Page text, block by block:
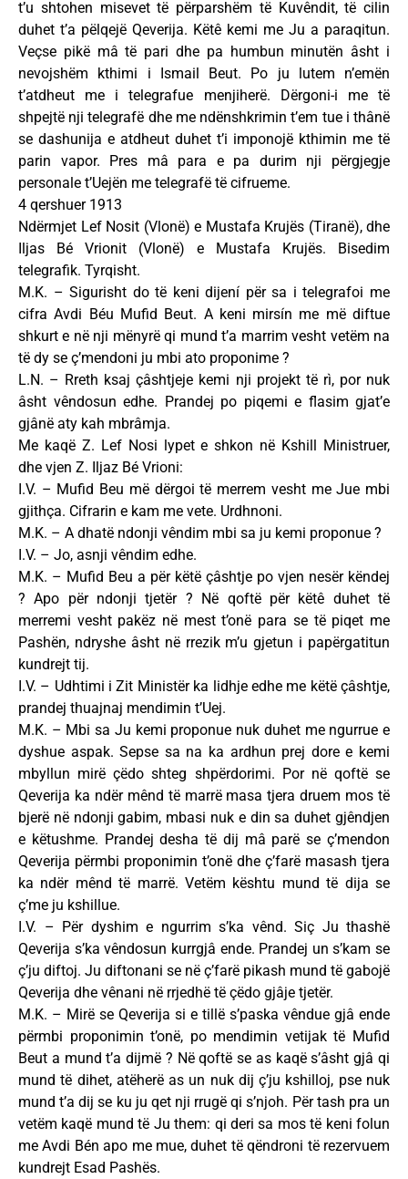
t’u shtohen misevet të përparshëm të Kuvêndit, të cilin
duhet t’a pëlqejë Qeverija. Këtê kemi me Ju a paraqitun.
Veçse pikë mâ të pari dhe pa humbun minutën âsht i
nevojshëm kthimi i Ismail Beut. Po ju lutem n’emën
t’atdheut me i telegrafue menjiherë. Dërgoni-i me të
shpejtë nji telegrafë dhe me ndënshkrimin t’em tue i thânë
se dashunija e atdheut duhet t’i imponojë kthimin me të
parin vapor. Pres mâ para e pa durim nji përgjegje
personale t’Uejën me telegrafë të cifrueme.
4 qershuer 1913
Ndërmjet Lef Nosit (Vlonë) e Mustafa Krujës (Tiranë), dhe
Iljas Bé Vrionit (Vlonë) e Mustafa Krujës. Bisedim
telegrafik. Tyrqisht.
M.K. – Sigurisht do të keni dijení për sa i telegrafoi me
cifra Avdi Béu Mufid Beut. A keni mirsín me më diftue
shkurt e në nji mënyrë qi mund t’a marrim vesht vetëm na
të dy se ç’mendoni ju mbi ato proponime ?
L.N. – Rreth ksaj çâshtjeje kemi nji projekt të rì, por nuk
âsht vêndosun edhe. Prandej po piqemi e flasim gjat’e
gjânë aty kah mbrâmja.
Me kaqë Z. Lef Nosi lypet e shkon në Kshill Ministruer,
dhe vjen Z. Iljaz Bé Vrioni:
I.V. – Mufid Beu më dërgoi të merrem vesht me Jue mbi
gjithça. Cifrarin e kam me vete. Urdhnoni.
M.K. – A dhatë ndonji vêndim mbi sa ju kemi proponue ?
I.V. – Jo, asnji vêndim edhe.
M.K. – Mufid Beu a për këtë çâshtje po vjen nesër këndej
? Apo për ndonji tjetër ? Në qoftë për këtê duhet të
merremi vesht pakëz në mest t’onë para se të piqet me
Pashën, ndryshe âsht në rrezik m’u gjetun i papërgatitun
kundrejt tij.
I.V. – Udhtimi i Zit Ministër ka lidhje edhe me këtë çâshtje,
prandej thuajnaj mendimin t’Uej.
M.K. – Mbi sa Ju kemi proponue nuk duhet me ngurrue e
dyshue aspak. Sepse sa na ka ardhun prej dore e kemi
mbyllun mirë çëdo shteg shpërdorimi. Por në qoftë se
Qeverija ka ndër mênd të marrë masa tjera druem mos të
bjerë në ndonji gabim, mbasi nuk e din sa duhet gjêndjen
e këtushme. Prandej desha të dij mâ parë se ç’mendon
Qeverija përmbi proponimin t’onë dhe ç’farë masash tjera
ka ndër mênd të marrë. Vetëm kështu mund të dija se
ç’me ju kshillue.
I.V. – Për dyshim e ngurrim s’ka vênd. Siç Ju thashë
Qeverija s’ka vêndosun kurrgjâ ende. Prandej un s’kam se
ç’ju diftoj. Ju diftonani se në ç’farë pikash mund të gabojë
Qeverija dhe vênani në rrjedhë të çëdo gjâje tjetër.
M.K. – Mirë se Qeverija si e tillë s’paska vêndue gjâ ende
përmbi proponimin t’onë, po mendimin vetijak të Mufid
Beut a mund t’a dijmë ? Në qoftë se as kaqë s’âsht gjâ qi
mund të dihet, atëherë as un nuk dij ç’ju kshilloj, pse nuk
mund t’a dij se ku ju qet nji rrugë qi s’njoh. Për tash pra un
vetëm kaqë mund të Ju them: qi deri sa mos të keni folun
me Avdi Bén apo me mue, duhet të qëndroni të rezervuem
kundrejt Esad Pashës.